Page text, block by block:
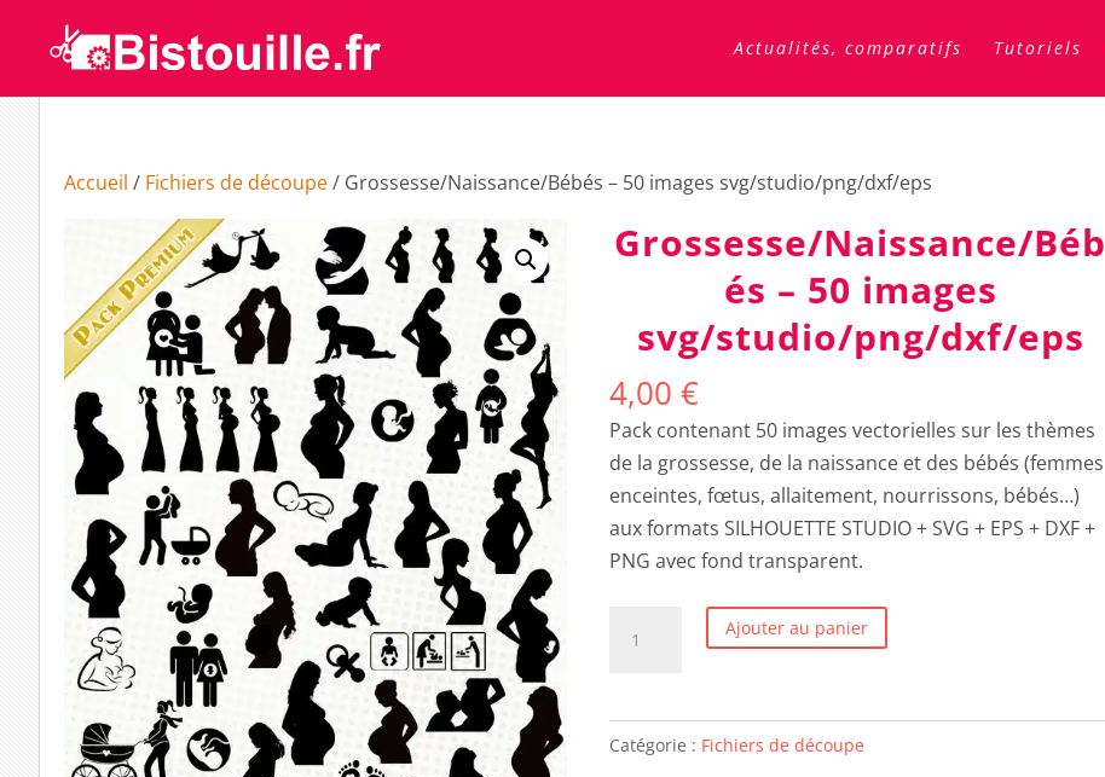
Actualités, comparatifs Tutoriels
Accueil / Fichiers de découpe/ Grossesse/Naissance/Bébés – 50 images svg/studio/png/dxf/eps
Grossesse/Naissance/Béb
és – 50 images
svg/studio/png/dxf/eps
4,00 €
Pack contenant 50 images vectorielles sur les thèmes
de la grossesse, de la naissance et des bébés (femmes
enceintes, fœtus, allaitement, nourrissons, bébés…)
aux formats SILHOUETTE STUDIO + SVG + EPS + DXF +
PNG avec fond transparent.
-
50
Ajouter au panier
Catégorie : Fichiers de découpe